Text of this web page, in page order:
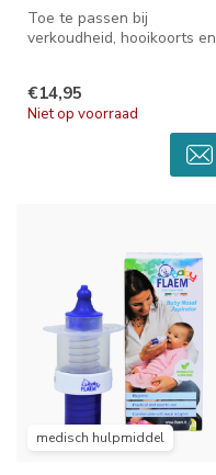
Toe te passen bij
verkoudheid, hooikoorts en
€14,95
Niet op voorraad
medisch hulpmiddel